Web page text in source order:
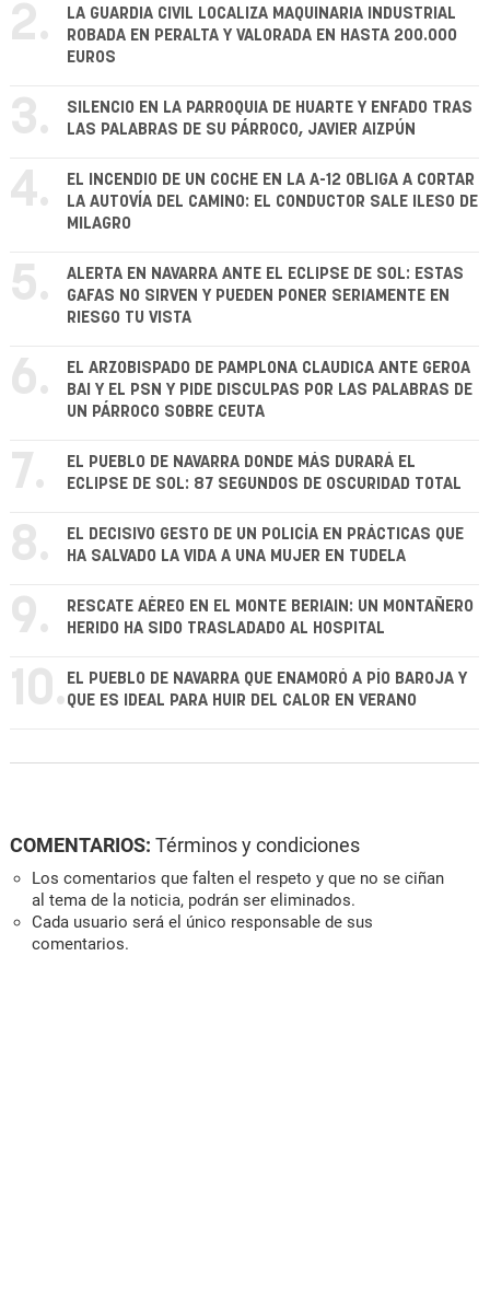
2.
LA GUARDIA CIVIL LOCALIZA MAQUINARIA INDUSTRIAL
ROBADA EN PERALTA Y VALORADA EN HASTA 200.000
EUROS
3.
SILENCIO EN LA PARROQUIA DE HUARTE Y ENFADO TRAS
LAS PALABRAS DE SU PÁRROCO, JAVIER AIZPÚN
4.
EL INCENDIO DE UN COCHE EN LA A-12 OBLIGA A CORTAR
LA AUTOVÍA DEL CAMINO: EL CONDUCTOR SALE ILESO DE
MILAGRO
5.
ALERTA EN NAVARRA ANTE EL ECLIPSE DE SOL: ESTAS
GAFAS NO SIRVEN Y PUEDEN PONER SERIAMENTE EN
RIESGO TU VISTA
6.
EL ARZOBISPADO DE PAMPLONA CLAUDICA ANTE GEROA
BAI Y EL PSN Y PIDE DISCULPAS POR LAS PALABRAS DE
UN PÁRROCO SOBRE CEUTA
7.
EL PUEBLO DE NAVARRA DONDE MÁS DURARÁ EL
ECLIPSE DE SOL: 87 SEGUNDOS DE OSCURIDAD TOTAL
8.
EL DECISIVO GESTO DE UN POLICÍA EN PRÁCTICAS QUE
HA SALVADO LA VIDA A UNA MUJER EN TUDELA
9.
RESCATE AÉREO EN EL MONTE BERIAIN: UN MONTAÑERO
HERIDO HA SIDO TRASLADADO AL HOSPITAL
10. EL PUEBLO DE NAVARRA QUE ENAMORÓ A PÍO BAROJA Y
QUE ES IDEAL PARA HUIR DEL CALOR EN VERANO
COMENTARIOS: Términos y condiciones
Los comentarios que falten el respeto y que no se ciñan
al tema de la noticia, podrán ser eliminados.
Cada usuario será el único responsable de sus
comentarios.